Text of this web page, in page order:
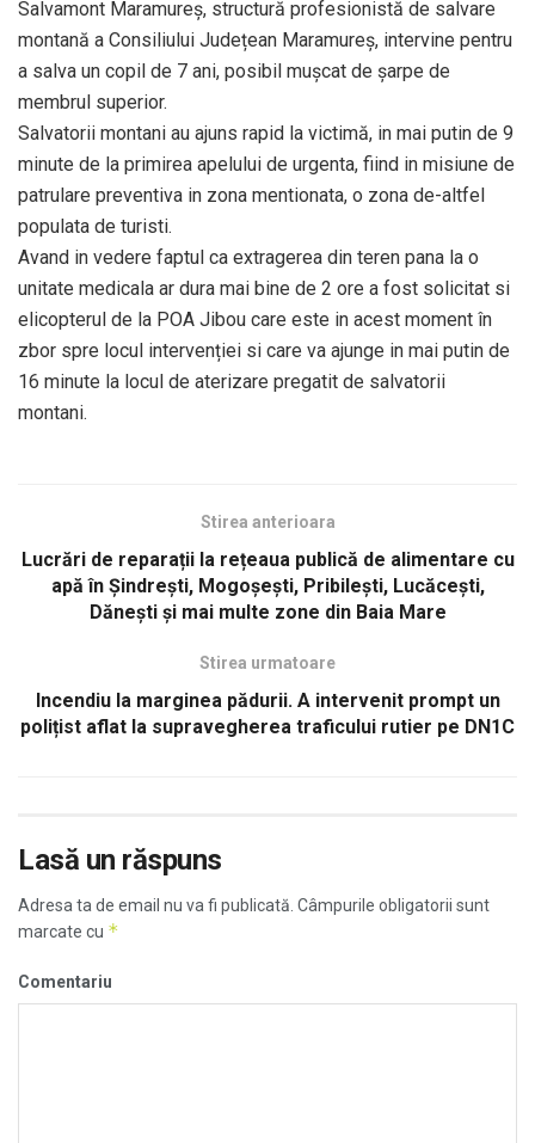
Salvamont Maramureș, structură profesionistă de salvare
montană a Consiliului Județean Maramureș, intervine pentru
a salva un copil de 7 ani, posibil mușcat de șarpe de
membrul superior.
Salvatorii montani au ajuns rapid la victimă, in mai putin de 9
minute de la primirea apelului de urgenta, fiind in misiune de
patrulare preventiva in zona mentionata, o zona de-altfel
populata de turisti.
Avand in vedere faptul ca extragerea din teren pana la o
unitate medicala ar dura mai bine de 2 ore a fost solicitat si
elicopterul de la POA Jibou care este in acest moment în
zbor spre locul intervenției si care va ajunge in mai putin de
16 minute la locul de aterizare pregatit de salvatorii
montani.
Stirea anterioara
Lucrări de reparații la rețeaua publică de alimentare cu
apă în Șindrești, Mogoșești, Pribilești, Lucăcești,
Dănești și mai multe zone din Baia Mare
Stirea urmatoare
Incendiu la marginea pădurii. A intervenit prompt un
polițist aflat la supravegherea traficului rutier pe DN1C
Lasă un răspuns
Adresa ta de email nu va fi publicată. Câmpurile obligatorii sunt
marcate cu *
Comentariu